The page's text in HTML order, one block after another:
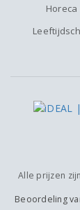
Horeca
Alle prijzen
Beoordeling